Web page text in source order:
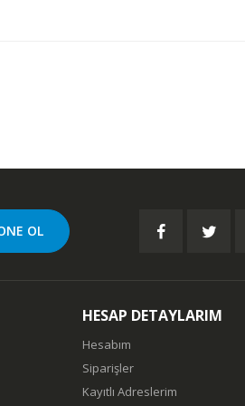
HESAP DETAYLARIM
Hesabım
Siparişler
Kayıtlı Adreslerim